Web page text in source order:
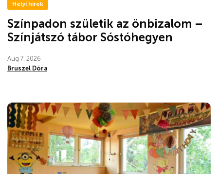
Helyi hírek
Színpadon születik az önbizalom –
Színjátszó tábor Sóstóhegyen
Aug 7, 2026
Bruszel Dóra